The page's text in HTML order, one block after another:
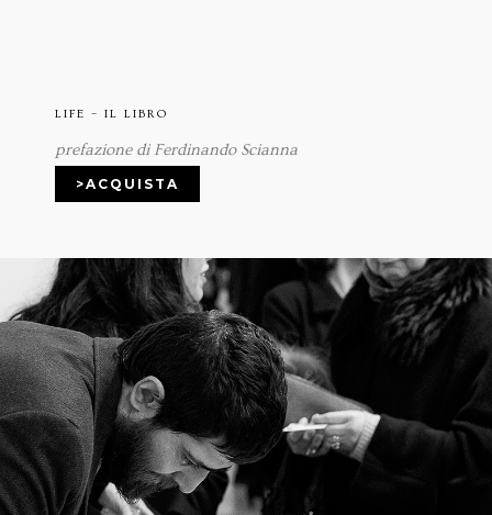
LIFE – IL LIBRO
prefazione di Ferdinando Scianna
>ACQUISTA